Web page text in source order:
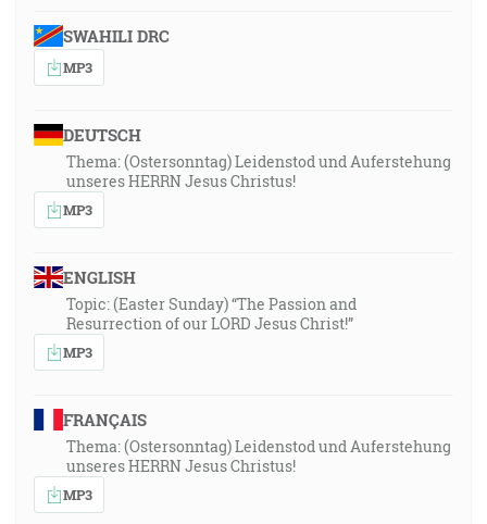
SWAHILI DRC
MP3
DEUTSCH
Thema: (Ostersonntag) Leidenstod und Auferstehung
unseres HERRN Jesus Christus!
MP3
ENGLISH
Topic: (Easter Sunday) “The Passion and
Resurrection of our LORD Jesus Christ!”
MP3
FRANÇAIS
Thema: (Ostersonntag) Leidenstod und Auferstehung
unseres HERRN Jesus Christus!
MP3